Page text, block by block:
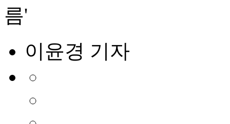
름'
이윤경 기자